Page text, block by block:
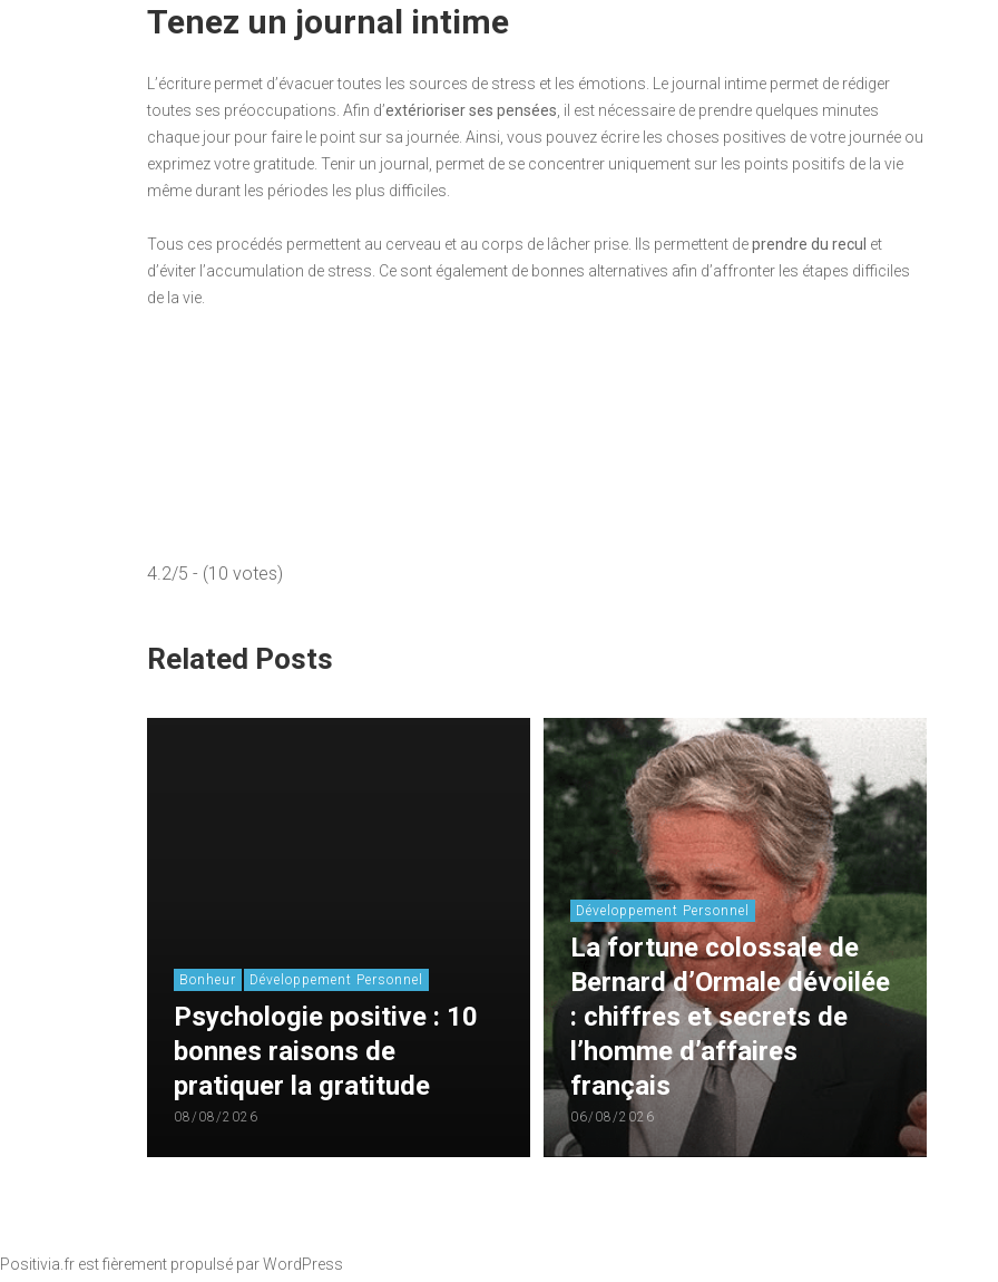
Tenez un journal intime
L’écriture permet d’évacuer toutes les sources de stress et les émotions. Le journal intime permet de rédiger
toutes ses préoccupations. Afin d’extérioriser ses pensées , il est nécessaire de prendre quelques minutes
chaque jour pour faire le point sur sa journée. Ainsi, vous pouvez écrire les choses positives de votre journée ou
exprimez votre gratitude. Tenir un journal, permet de se concentrer uniquement sur les points positifs de la vie
même durant les périodes les plus difficiles.
Tous ces procédés permettent au cerveau et au corps de lâcher prise. Ils permettent deprendre du recul et
d’éviter l’accumulation de stress. Ce sont également de bonnes alternatives afin d’affronter les étapes difficiles
de la vie.
4.2/5 - (10 votes)
Related Posts
Bonheur Développement Personnel
Psychologie positive : 10
bonnes raisons de
pratiquer la gratitude
08/08/2026
Développement Personnel
La fortune colossale de
Bernard d’Ormale dévoilée
: chiffres et secrets de
l’homme d’affaires
français
06/08/2026
Positivia.fr est fièrement propulsé parWordPress